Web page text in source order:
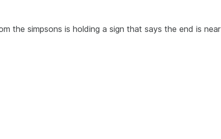
the simpsons is holding a sign that says the end is near